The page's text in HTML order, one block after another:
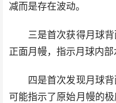
减而是存在波动。
三是首次获得月球背
正面月幔，指示月球内部
四是首次发现月球背
可能指示了原始月幔的